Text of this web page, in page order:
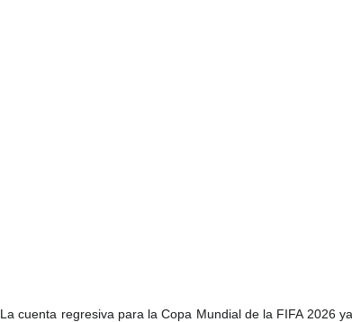
La cuenta regresiva para la Copa Mundial de la FIFA 2026